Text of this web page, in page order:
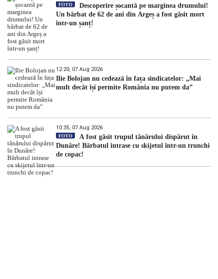
FOTO
Descoperire șocantă pe marginea drumului!
Un bărbat de 62 de ani din Argeș a fost găsit mort
într-un șanț!
12:20, 07 Aug 2026
Ilie Bolojan nu cedează în fața sindicatelor: „Mai
mult decât își permite România nu putem da”
10:35, 07 Aug 2026
FOTO
A fost găsit trupul tânărului dispărut în
Dunăre! Bărbatul intrase cu skijetul într-un trunchi
de copac!